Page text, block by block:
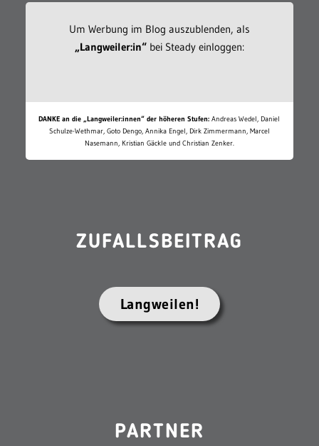
Um Werbung im Blog auszublenden, als
„Langweiler:in“bei Steady einloggen:
DANKE an die „Langweiler:innen“ der höheren Stufen: Andreas Wedel, Daniel
Schulze-Wethmar, Goto Dengo, Annika Engel, Dirk Zimmermann, Marcel
Nasemann, Kristian Gäckle und Christian Zenker.
ZUFALLSBEITRAG
Langweilen!
PARTNER